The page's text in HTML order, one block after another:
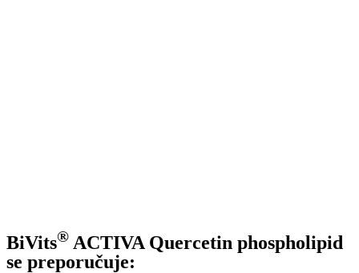
BiVits® ACTIVA Quercetin phospholipid
se preporučuje: